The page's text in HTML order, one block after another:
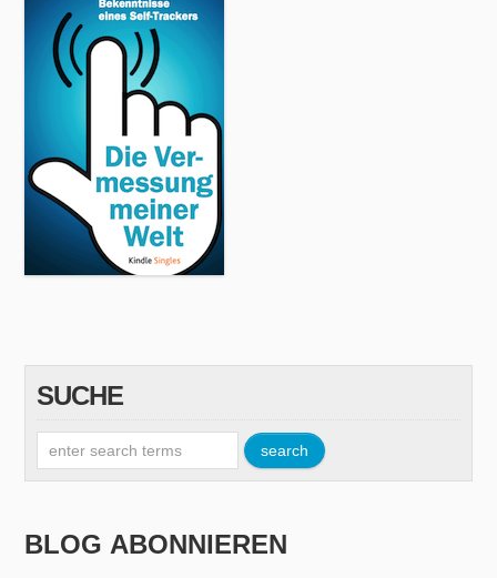
SUCHE
BLOG ABONNIEREN